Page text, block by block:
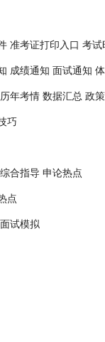
准考证打印入口 考试
成绩通知 面试通知
历年考情 数据汇总 政
巧
综合指导 申论热点
点
面试模拟